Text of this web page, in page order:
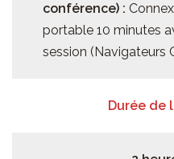
conférence) :
portable 10 minutes
session (Navigateurs
Durée de